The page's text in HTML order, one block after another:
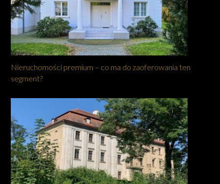
Nieruchomości premium – co ma do zaoferowania ten
segment?